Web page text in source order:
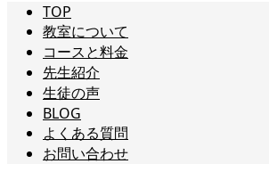
TOP
教室について
コースと料金
先生紹介
生徒の声
BLOG
よくある質問
お問い合わせ